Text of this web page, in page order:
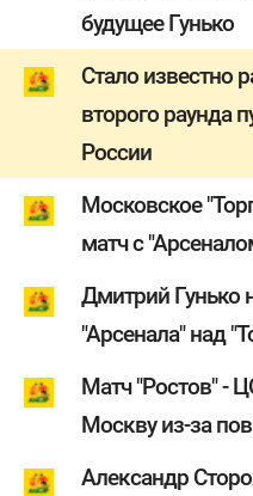
будущее Гунько
Стало известно
второго раунда
России
Московское
матч с
Дмитрий Гунько
"Арсенала" над
Матч "Ростов" -
Москву из-за
Александр